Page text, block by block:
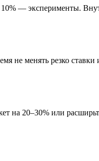
— эксперименты.
не менять резко ставки
на 20–30% или